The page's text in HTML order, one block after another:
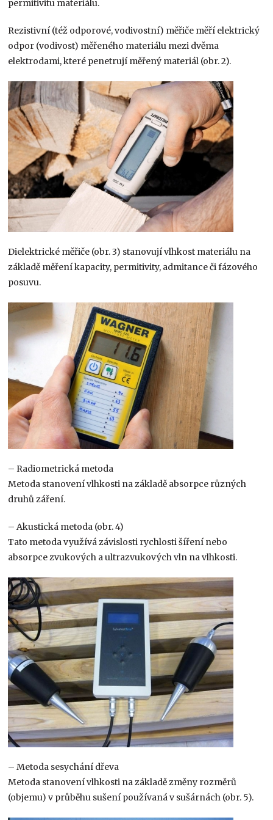
permitivitu materiálu.
Rezistivní (též odporové, vodivostní) měřiče měří elektrický
odpor (vodivost) měřeného materiálu mezi dvěma
elektrodami, které penetrují měřený materiál (obr. 2).
Dielektrické měřiče (obr. 3) stanovují vlhkost materiálu na
základě měření kapacity, permitivity, admitance či fázového
posuvu.
– Radiometrická metoda
Metoda stanovení vlhkosti na základě absorpce různých
druhů záření.
– Akustická metoda (obr. 4)
Tato metoda využívá závislosti rychlosti šíření nebo
absorpce zvukových a ultrazvukových vln na vlhkosti.
– Metoda sesychání dřeva
Metoda stanovení vlhkosti na základě změny rozměrů
(objemu) v průběhu sušení používaná v sušárnách (obr. 5).